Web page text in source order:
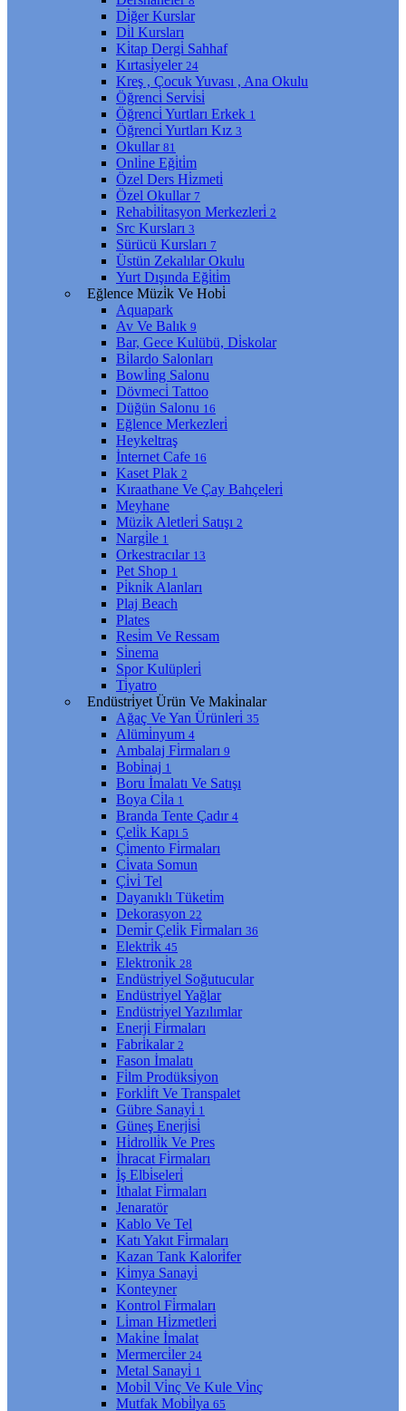
Di̇ğer Kurslar
Di̇l Kursları
Ki̇tap Dergi̇ Sahhaf
Kırtasi̇yeler 24
Kreş , Çocuk Yuvası , Ana Okulu
Öğrenci̇ Servi̇si̇
Öğrenci̇ Yurtları Erkek 1
Öğrenci̇ Yurtları Kız 3
Okullar 81
Onli̇ne Eği̇ti̇m
Özel Ders Hi̇zmeti̇
Özel Okullar 7
Rehabi̇li̇tasyon Merkezleri̇ 2
Src Kursları 3
Sürücü Kursları 7
Üstün Zekalılar Okulu
Yurt Dışında Eği̇ti̇m
Eğlence Müzi̇k Ve Hobi̇
Aquapark
Av Ve Balık 9
Bar, Gece Kulübü, Di̇skolar
Bi̇lardo Salonları
Bowli̇ng Salonu
Dövmeci̇ Tattoo
Düğün Salonu 16
Eğlence Merkezleri̇
Heykeltraş
İnternet Cafe 16
Kaset Plak 2
Kıraathane Ve Çay Bahçeleri̇
Meyhane
Müzi̇k Aletleri̇ Satışı 2
Nargi̇le 1
Orkestracılar 13
Pet Shop 1
Pi̇kni̇k Alanları
Plaj Beach
Plates
Resi̇m Ve Ressam
Si̇nema
Spor Kulüpleri̇
Ti̇yatro
Endüstri̇yet Ürün Ve Maki̇nalar
Ağaç Ve Yan Ürünleri̇ 35
Alümi̇nyum 4
Ambalaj Fi̇rmaları 9
Bobi̇naj 1
Boru İmalatı Ve Satışı
Boya Ci̇la 1
Branda Tente Çadır 4
Çeli̇k Kapı 5
Çi̇mento Fi̇rmaları
Ci̇vata Somun
Çi̇vi̇ Tel
Dayanıklı Tüketi̇m
Dekorasyon 22
Demi̇r Çeli̇k Fi̇rmaları 36
Elektri̇k 45
Elektroni̇k 28
Endüstri̇yel Soğutucular
Endüstri̇yel Yağlar
Endüstri̇yel Yazılımlar
Enerji̇ Fi̇rmaları
Fabri̇kalar 2
Fason İmalatı
Fi̇lm Prodüksi̇yon
Forkli̇ft Ve Transpalet
Gübre Sanayi̇ 1
Güneş Enerji̇si̇
Hi̇drolli̇k Ve Pres
İhracat Fi̇rmaları
İş Elbi̇seleri̇
İthalat Fi̇rmaları
Jenaratör
Kablo Ve Tel
Katı Yakıt Fi̇rmaları
Kazan Tank Kalori̇fer
Ki̇mya Sanayi̇
Konteyner
Kontrol Fi̇rmaları
Li̇man Hi̇zmetleri̇
Maki̇ne İmalat
Mermerci̇ler 24
Metal Sanayi̇ 1
Mobi̇l Vi̇nç Ve Kule Vi̇nç
Mutfak Mobi̇lya 65